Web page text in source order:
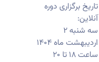
تاریخ برگزاری دوره
آنلاین:
سه شنبه ۲
اردیبهشت ماه ۱۴۰۴
ساعت ۱۸ تا ۲۰